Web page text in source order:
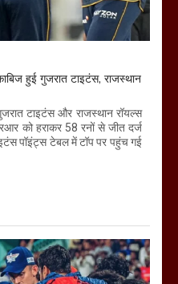
हुई गुजरात टाइटंस, राजस्थान
टाइटंस और राजस्थान रॉयल्स
को हराकर 58 रनों से जीत दर्ज
पॉइंट्स टेबल में टॉप पर पहुंच गई